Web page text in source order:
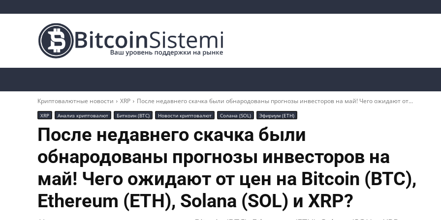
Криптовалютные новости XRP После недавнего скачка были обнародованы прогнозы инвесторов на май! Чего ожидают от...
XRP Анализ криптовалют Биткоин (BTC) Новости криптовалют Солана (SOL) Эфириум (ETH)
После недавнего скачка были
обнародованы прогнозы инвесторов на
май! Чего ожидают от цен на Bitcoin (BTC),
Ethereum (ETH), Solana (SOL) и XRP?